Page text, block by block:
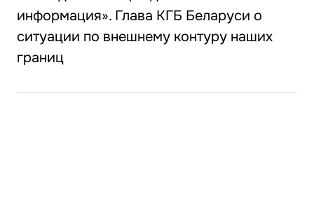
информация». Глава КГБ Беларуси о
ситуации по внешнему контуру наших
границ